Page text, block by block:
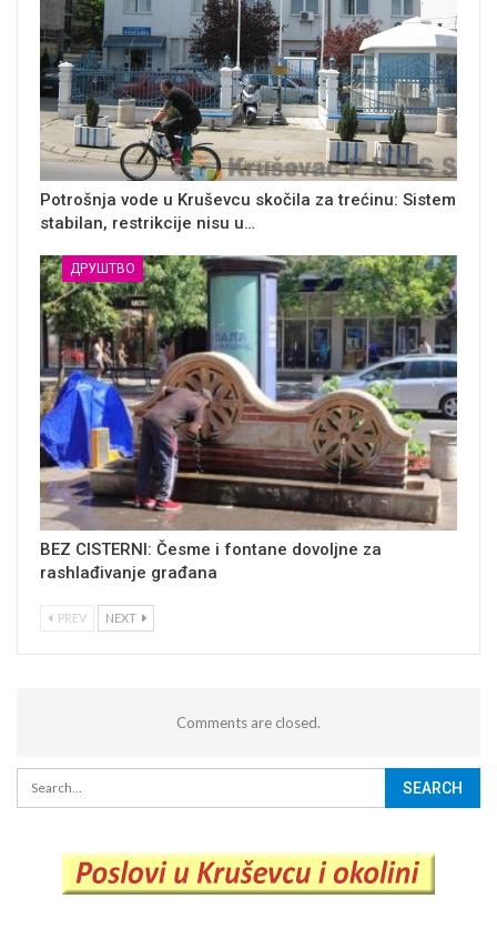
Potrošnja vode u Kruševcu skočila za trećinu: Sistem
stabilan, restrikcije nisu u…
ДРУШТВО
BEZ CISTERNI: Česme i fontane dovoljne za
rashlađivanje građana
PREV NEXT
Comments are closed.